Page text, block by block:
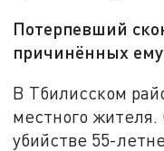
Потерпевший
причинённых
В Тбилисском
местного жителя.
убийстве 55-